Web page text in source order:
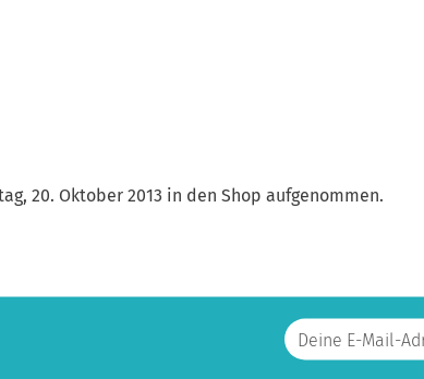
20. Oktober 2013 in den Shop aufgenommen.